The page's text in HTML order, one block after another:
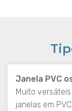
Janela PVC
Muito
janelas em